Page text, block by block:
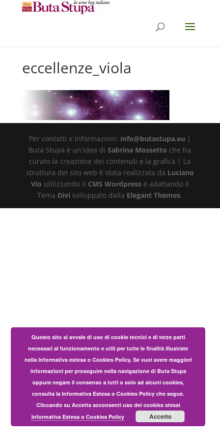
eccellenze_viola
Per contatti e informazioni: info@butastupa.eu |
Buta Stupa è un'idea diSabrina Mossetto che ha
curato la creazione dei contenuti e la grafica | La
struttura del sito web è stata realizzata da Luciano
Vio utilizzando il CMS Wordpresse adattando il
Tema Divi sviluppato dalla Elegant Themes.
Questo sito si avvale di uso di cookie tecnici e di terze parti
necessari al funzionamento e utili per tutte le finalità illustrate
nella Informativa estesa o Cookies Policy. Se vuoi avere maggiori
informazioni per proseguire nella navigazione di Buta Stupa
oppure negare il consenso a tutti o solo ad alcuni cookies,
consulta la Informativa Estesa o Cookies Policy che segue.
Cliccando su Accetta acconsenti uso dei cookies stessi
Informativa Estesa o Cookies Policy
Accetto